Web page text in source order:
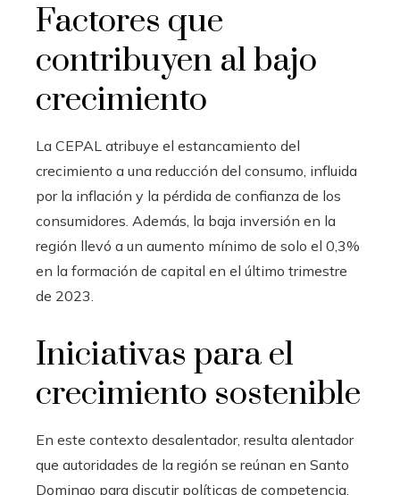
Factores que
contribuyen al bajo
crecimiento
La CEPAL atribuye el estancamiento del
crecimiento a una reducción del consumo, influida
por la inflación y la pérdida de confianza de los
consumidores. Además, la baja inversión en la
región llevó a un aumento mínimo de solo el 0,3%
en la formación de capital en el último trimestre
de 2023.
Iniciativas para el
crecimiento sostenible
En este contexto desalentador, resulta alentador
que autoridades de la región se reúnan en Santo
Domingo para discutir políticas de competencia.